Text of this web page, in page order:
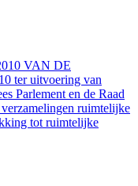
VAN DE
ter uitvoering van
Parlement en de Raad
ruimtelijke
tot ruimtelijke